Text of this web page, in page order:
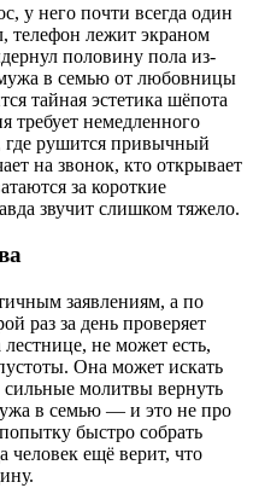
у него почти всегда один
телефон лежит экраном
половину пола из-
в семью от любовницы
тайная эстетика шёпота
требует немедленного
где рушится привычный
на звонок, кто открывает
за короткие
звучит слишком тяжело.
заявлениям, а по
раз за день проверяет
не может есть,
Она может искать
молитвы вернуть
в семью — и это не про
быстро собрать
человек ещё верит, что